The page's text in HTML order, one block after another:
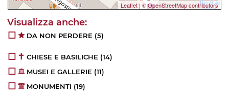
Leaflet|© OpenStreetMap contributors
DA NON PERDERE (5)
CHIESE E BASILICHE (14)
MUSEI E GALLERIE (11)
MONUMENTI (19)